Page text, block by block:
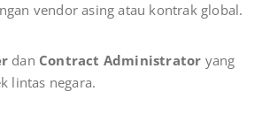
vendor asing atau kontrak global.
dan Contract Administrator yang
lintas negara.